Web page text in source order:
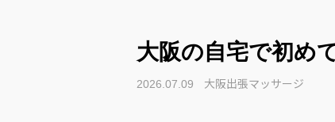
大阪の自宅で初め
2026.07.09 大阪出張マッサージ